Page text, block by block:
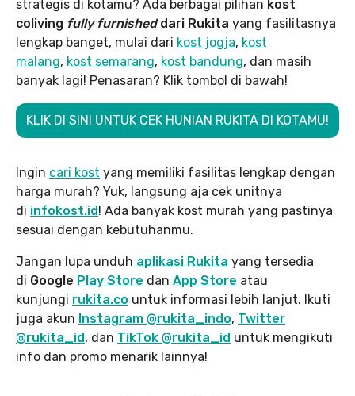
strategis di kotamu? Ada berbagai pilihan kost
coliving fully furnisheddari Rukita yang fasilitasnya
lengkap banget, mulai dari kost jogja, kost
malang, kost semarang, kost bandung, dan masih
banyak lagi! Penasaran? Klik tombol di bawah!
KLIK DI SINI UNTUK CEK HUNIAN RUKITA DI KOTAMU!
Ingin cari kost yang memiliki fasilitas lengkap dengan
harga murah? Yuk, langsung aja cek unitnya
di infokost.id ! Ada banyak kost murah yang pastinya
sesuai dengan kebutuhanmu.
Jangan lupa unduh aplikasi Rukita yang tersedia
di Google Play Store dan App Store atau
kunjungi rukita.co untuk informasi lebih lanjut. Ikuti
juga akun Instagram @rukita_indo, Twitter
@rukita_id , dan TikTok @rukita_id untuk mengikuti
info dan promo menarik lainnya!